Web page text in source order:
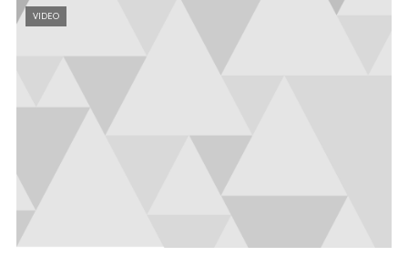
VIDEO